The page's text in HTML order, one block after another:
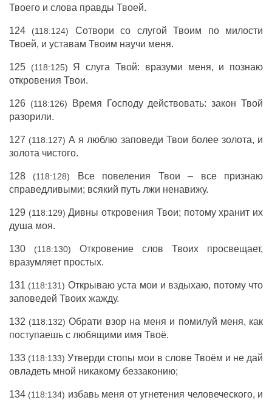
Твоего и слова правды Твоей.
124 (118:124)
Сотвори со слугой Твоим по милости
Твоей, и уставам Твоим научи меня.
125 (118:125) Я слуга Твой: вразуми меня, и познаю
откровения Твои.
126 (118:126) Время Господу действовать: закон Твой
разорили.
127 (118:127) А я люблю заповеди Твои более золота, и
золота чистого.
128 (118:128)
Все повеления Твои – все признаю
справедливыми; всякий путь лжи ненавижу.
129 (118:129) Дивны откровения Твои; потому хранит их
душа моя.
130 (118:130) Откровение слов Твоих просвещает,
вразумляет простых.
131 (118:131) Открываю уста мои и вздыхаю, потому что
заповедей Твоих жажду.
132 (118:132) Обрати взор на меня и помилуй меня, как
поступаешь с любящими имя Твоё.
133 (118:133) Утверди стопы мои в слове Твоём и не дай
овладеть мной никакому беззаконию;
134 (118:134) избавь меня от угнетения человеческого, и